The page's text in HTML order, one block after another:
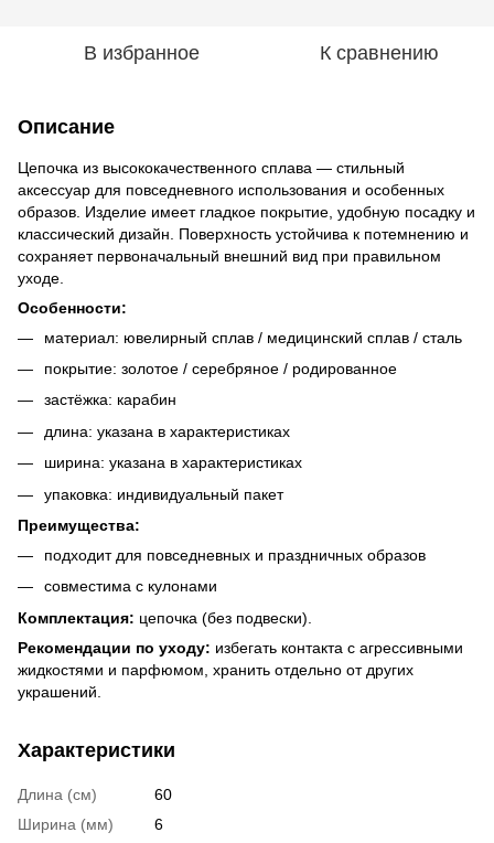
В избранное К сравнению
Описание
Цепочка из высококачественного сплава — стильный
аксессуар для повседневного использования и особенных
образов. Изделие имеет гладкое покрытие, удобную посадку и
классический дизайн. Поверхность устойчива к потемнению и
сохраняет первоначальный внешний вид при правильном
уходе.
Особенности:
материал: ювелирный сплав / медицинский сплав / сталь
покрытие: золотое / серебряное / родированное
застёжка: карабин
длина: указана в характеристиках
ширина: указана в характеристиках
упаковка: индивидуальный пакет
Преимущества:
подходит для повседневных и праздничных образов
совместима с кулонами
Комплектация: цепочка (без подвески).
Рекомендации по уходу: избегать контакта с агрессивными
жидкостями и парфюмом, хранить отдельно от других
украшений.
Характеристики
Длина (см)
60
Ширина (мм)
6